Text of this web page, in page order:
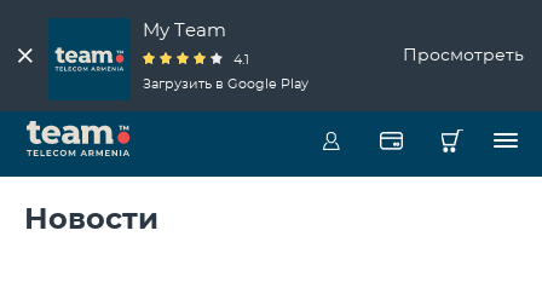
My Team
4.1
Загрузить в Google Play
Просмотреть
Новости